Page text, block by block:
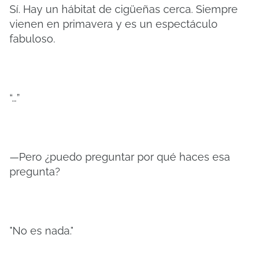
Sí. Hay un hábitat de cigüeñas cerca. Siempre
vienen en primavera y es un espectáculo
fabuloso.
“…”
—Pero ¿puedo preguntar por qué haces esa
pregunta?
"No es nada."